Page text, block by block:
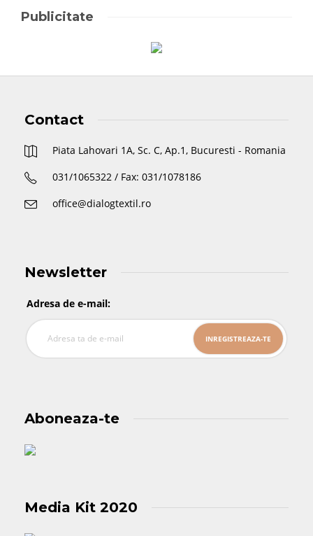
Publicitate
Contact
Piata Lahovari 1A, Sc. C, Ap.1, Bucuresti - Romania
031/1065322 / Fax: 031/1078186
office@dialogtextil.ro
Newsletter
Adresa de e-mail:
Aboneaza-te
Media Kit 2020